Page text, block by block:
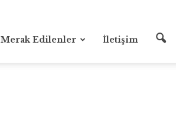
Merak Edilenler İletişim